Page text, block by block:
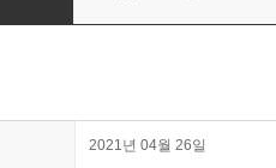
2021년 04월 26일